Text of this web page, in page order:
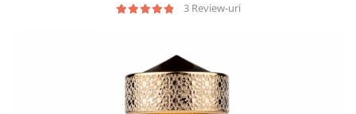
3 Review-uri